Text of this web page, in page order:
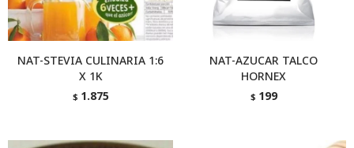
NAT-STEVIA CULINARIA 1:6
X 1K
$ 1.875
NAT-AZUCAR TALCO
HORNEX
$ 199